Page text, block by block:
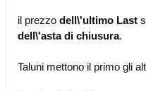
il prezzo dell\'ultimo Last
dell\'asta di chiusura.
Taluni mettono il primo gli